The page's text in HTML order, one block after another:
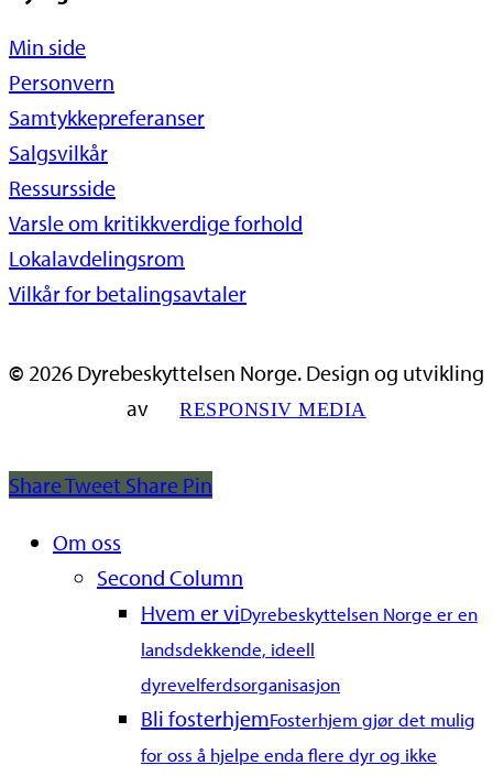
Min side
Personvern
Samtykkepreferanser
Salgsvilkår
Ressursside
Varsle om kritikkverdige forhold
Lokalavdelingsrom
Vilkår for betalingsavtaler
© 2026 Dyrebeskyttelsen Norge. Design og utvikling
av
RESPONSIV MEDIA
ShareTweet Share Pin
MenuOm oss
Second Column
Hvem er viDyrebeskyttelsen Norge er en
landsdekkende, ideell
dyrevelferdsorganisasjon
Bli fosterhjemFosterhjem gjør det mulig
for oss å hjelpe enda flere dyr og ikke